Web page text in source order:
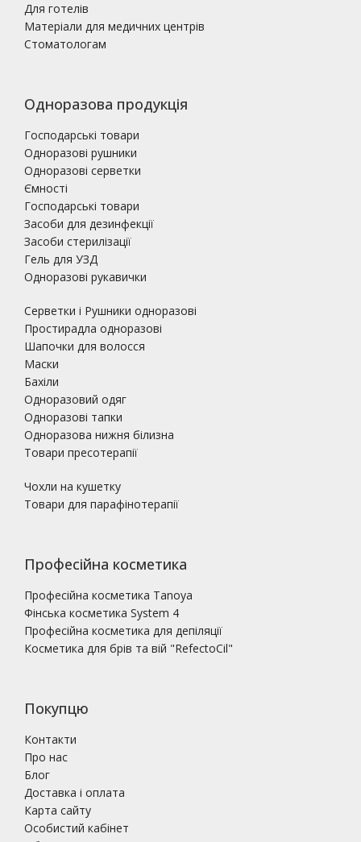
Для готелів
Матеріали для медичних центрів
Стоматологам
Одноразова продукція
Господарські товари
Одноразові рушники
Одноразові серветки
Ємності
Господарські товари
Засоби для дезинфекції
Засоби стерилізації
Гель для УЗД
Одноразові рукавички
Серветки і Рушники одноразові
Простирадла одноразові
Шапочки для волосся
Маски
Бахіли
Одноразовий одяг
Одноразові тапки
Одноразова нижня білизна
Товари пресотерапії
Чохли на кушетку
Товари для парафінотерапії
Професійна косметика
Професійна косметика Tanoya
Фінська косметика System 4
Професійна косметика для депіляції
Косметика для брів та вій "RefectoCil"
Покупцю
Контакти
Про нас
Блог
Доставка і оплата
Карта сайту
Особистий кабінет